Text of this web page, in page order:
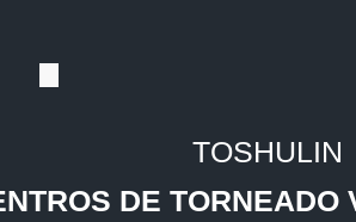
TOSHULIN
DE TORNEADO